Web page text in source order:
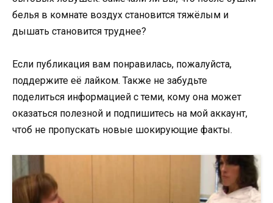
белья в комнате воздух становится тяжёлым и
дышать становится труднее?
Если публикация вам понравилась, пожалуйста,
поддержите её лайком. Также не забудьте
поделиться информацией с теми, кому она может
оказаться полезной и подпишитесь на мой аккаунт,
чтоб не пропускать новые шокирующие факты.